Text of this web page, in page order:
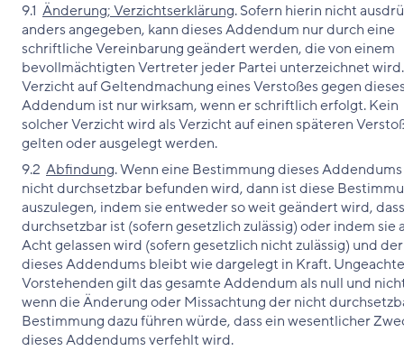
9.1 Änderung; Verzichtserklärung. Sofern hierin nicht
anders angegeben, kann dieses Addendum nur durch eine
schriftliche Vereinbarung geändert werden, die von einem
bevollmächtigten Vertreter jeder Partei unterzeichnet
Verzicht auf Geltendmachung eines Verstoßes gegen
Addendum ist nur wirksam, wenn er schriftlich erfolgt. Kein
solcher Verzicht wird als Verzicht auf einen späteren
gelten oder ausgelegt werden.
9.2 Abfindung. Wenn eine Bestimmung dieses
nicht durchsetzbar befunden wird, dann ist diese
auszulegen, indem sie entweder so weit geändert wird,
durchsetzbar ist (sofern gesetzlich zulässig) oder indem sie
Acht gelassen wird (sofern gesetzlich nicht zulässig) und
dieses Addendums bleibt wie dargelegt in Kraft.
Vorstehenden gilt das gesamte Addendum als null und
wenn die Änderung oder Missachtung der nicht
Bestimmung dazu führen würde, dass ein wesentlicher
dieses Addendums verfehlt wird.